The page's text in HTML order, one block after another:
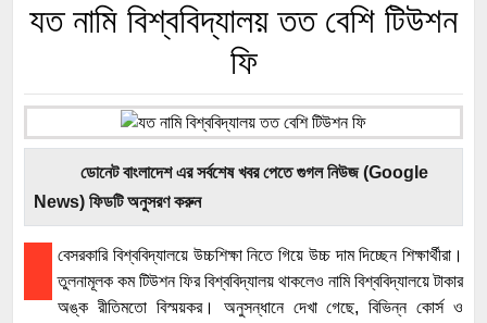
যত নামি বিশ্ববিদ্যালয় তত বেশি টিউশন
ফি
ডোনেট বাংলাদেশ এর সর্বশেষ খবর পেতে গুগল নিউজ (Google
News) ফিডটি অনুসরণ করুন
বেসরকারি বিশ্ববিদ্যালয়ে উচ্চশিক্ষা নিতে গিয়ে উচ্চ দাম দিচ্ছেন শিক্ষার্থীরা।
তুলনামূলক কম টিউশন ফির বিশ্ববিদ্যালয় থাকলেও নামি বিশ্ববিদ্যালয়ে টাকার
অঙ্ক রীতিমতো বিস্ময়কর। অনুসন্ধানে দেখা গেছে, বিভিন্ন কোর্স ও